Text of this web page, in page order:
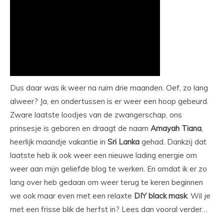
Dus daar was ik weer na ruim drie maanden. Oef, zo lang
alweer? Ja, en ondertussen is er weer een hoop gebeurd.
Zware laatste loodjes van de zwangerschap, ons
prinsesje is geboren en draagt de naam Amayah Tiana,
heerlijk maandje vakantie in Sri Lanka gehad. Dankzij dat
laatste heb ik ook weer een nieuwe lading energie om
weer aan mijn geliefde blog te werken. En omdat ik er zo
lang over heb gedaan om weer terug te keren beginnen
we ook maar even met een relaxte DIY black mask. Wil je
met een frisse blik de herfst in? Lees dan vooral verder…